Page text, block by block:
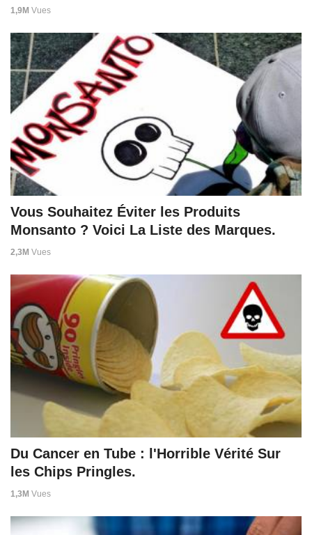
1,9M Vues
Vous Souhaitez Éviter les Produits
Monsanto ? Voici La Liste des Marques.
2,3M Vues
Du Cancer en Tube : l'Horrible Vérité Sur
les Chips Pringles.
1,3M Vues